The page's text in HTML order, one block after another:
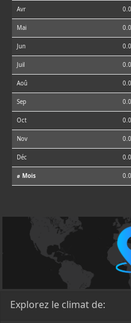
Avr
Mai
Jun
Juil
Aoû
Sep
Oct
Nov
Déc
⌀ Mois
Explorez le climat de: